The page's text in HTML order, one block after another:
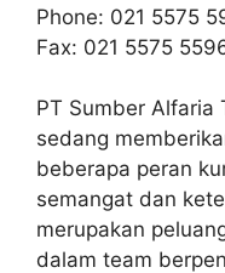
Phone: 021 5575
Fax: 021 5575
PT Sumber Alfaria
sedang
beberapa peran
semangat dan
merupakan
dalam team